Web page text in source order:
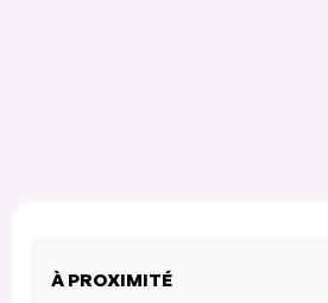
À PROXIMITÉ